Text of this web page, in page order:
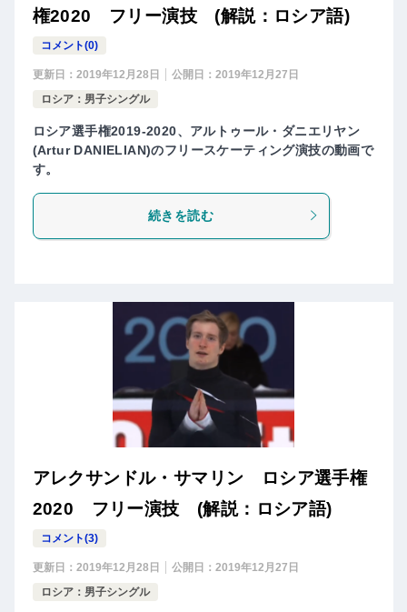
権2020 フリー演技 (解説：ロシア語)
コメント(0)
更新日： 2019年12月28日 公開日： 2019年12月27日
ロシア：男子シングル
ロシア選手権2019-2020、アルトゥール・ダニエリヤン
(Artur DANIELIAN)のフリースケーティング演技の動画で
す。
続きを読む
アレクサンドル・サマリン ロシア選手権
2020 フリー演技 (解説：ロシア語)
コメント(3)
更新日： 2019年12月28日 公開日： 2019年12月27日
ロシア：男子シングル